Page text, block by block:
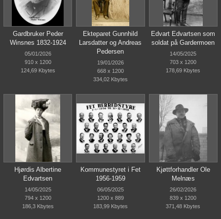
Gardbruker Peder
Winsnes 1832-1924
05/01/2026
910 x 1200
124,69 Kbytes
Ekteparet Gunnhild
Larsdatter og Andreas
Pedersen
19/01/2026
668 x 1200
334,02 Kbytes
Edvart Edvartsen som
soldat på Gardermoen
14/05/2025
703 x 1200
178,69 Kbytes
Hjørdis Albertine
Edvartsen
14/05/2025
794 x 1200
186,3 Kbytes
Kommunestyret i Fet
1956-1959
06/05/2025
1200 x 889
183,99 Kbytes
Kjøttforhandler Ole
Melnæs
26/02/2026
839 x 1200
371,48 Kbytes